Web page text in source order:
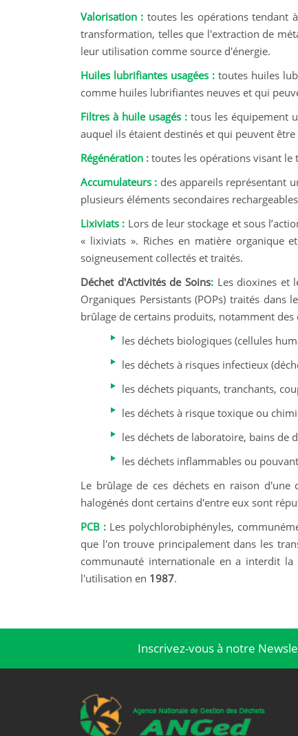
Valorisation : toutes les opérations tendant
transformation, telles que l'extraction de
leur utilisation comme source d'énergie.
Huiles lubrifiantes usagées : toutes huiles
comme huiles lubrifiantes neuves et qui
Filtres à huile usagés : tous les équipement
auquel ils étaient destinés et qui peuvent être
Régénération : toutes les opérations visant le
Accumulateurs : des appareils représentant
plusieurs éléments secondaires
Lixiviats : Lors de leur stockage et sous
« lixiviats ». Riches en matière organique
soigneusement collectés et traités.
Déchet d'Activités de Soins: Les dioxines et
Organiques Persistants (POPs) traités
brûlage de certains produits, notamment
les déchets biologiques (cellules
les déchets à risques infectieux
les déchets piquants, tranchants,
les déchets à risque toxique ou
les déchets de laboratoire, bains de
les déchets inflammables ou
Le brûlage de ces déchets en raison
halogénés dont certains d'entre eux sont
PCB : Les polychlorobiphényles,
que l'on trouve principalement dans les
communauté internationale en a interdit
l'utilisation en 1987.
Inscrivez-vous à notre